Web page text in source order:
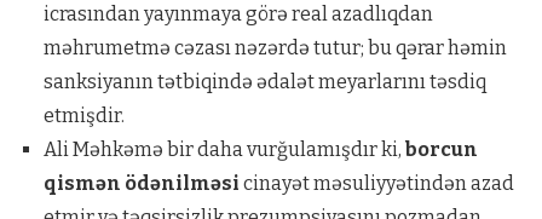
icrasından yayınmaya görə real azadlıqdan
məhrumetmə cəzası nəzərdə tutur; bu qərar həmin
sanksiyanın tətbiqində ədalət meyarlarını təsdiq
etmişdir.
Ali Məhkəmə bir daha vurğulamışdır ki, borcun
qismən ödənilməsi cinayət məsuliyyətindən azad